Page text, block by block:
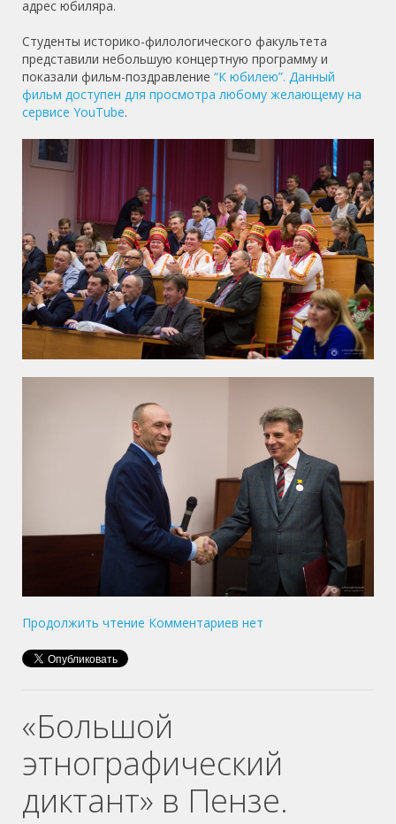
адрес юбиляра.
Студенты историко-филологического факультета
представили небольшую концертную программу и
показали фильм-поздравление “К юбилею”. Данный
фильм доступен для просмотра любому желающему на
сервисе YouTube.
Продолжить чтение Комментариев нет
«Большой
этнографический
диктант» в Пензе.